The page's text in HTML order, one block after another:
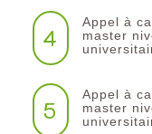
4
Appel à
master
5
Appel à
master